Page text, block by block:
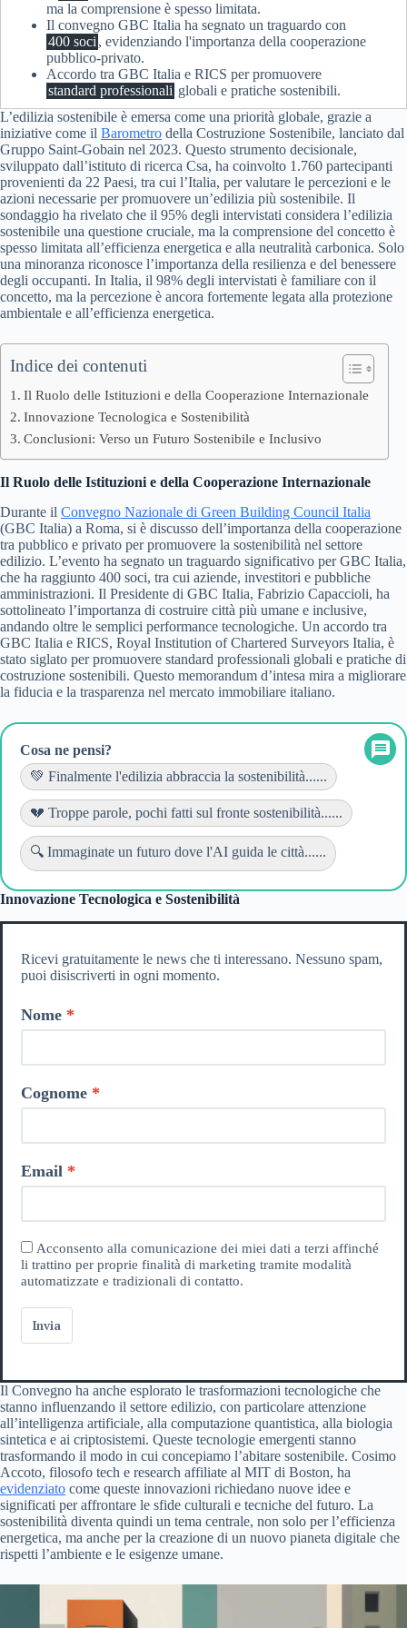
ma la comprensione è spesso limitata.
Il convegno GBC Italia ha segnato un traguardo con
400 soci , evidenziando l'importanza della cooperazione
pubblico-privato.
Accordo tra GBC Italia e RICS per promuovere
standard professionali globali e pratiche sostenibili.
L’edilizia sostenibile è emersa come una priorità globale, grazie a
iniziative come il Barometro della Costruzione Sostenibile, lanciato dal
Gruppo Saint-Gobain nel 2023. Questo strumento decisionale,
sviluppato dall’istituto di ricerca Csa, ha coinvolto 1.760 partecipanti
provenienti da 22 Paesi, tra cui l’Italia, per valutare le percezioni e le
azioni necessarie per promuovere un’edilizia più sostenibile. Il
sondaggio ha rivelato che il 95% degli intervistati considera l’edilizia
sostenibile una questione cruciale, ma la comprensione del concetto è
spesso limitata all’efficienza energetica e alla neutralità carbonica. Solo
una minoranza riconosce l’importanza della resilienza e del benessere
degli occupanti. In Italia, il 98% degli intervistati è familiare con il
concetto, ma la percezione è ancora fortemente legata alla protezione
ambientale e all’efficienza energetica.
Indice dei contenuti
Il Ruolo delle Istituzioni e della Cooperazione Internazionale
Innovazione Tecnologica e Sostenibilità
Conclusioni: Verso un Futuro Sostenibile e Inclusivo
Il Ruolo delle Istituzioni e della Cooperazione Internazionale
Durante il Convegno Nazionale di Green Building Council Italia
(GBC Italia) a Roma, si è discusso dell’importanza della cooperazione
tra pubblico e privato per promuovere la sostenibilità nel settore
edilizio. L’evento ha segnato un traguardo significativo per GBC Italia,
che ha raggiunto 400 soci, tra cui aziende, investitori e pubbliche
amministrazioni. Il Presidente di GBC Italia, Fabrizio Capaccioli, ha
sottolineato l’importanza di costruire città più umane e inclusive,
andando oltre le semplici performance tecnologiche. Un accordo tra
GBC Italia e RICS, Royal Institution of Chartered Surveyors Italia, è
stato siglato per promuovere standard professionali globali e pratiche di
costruzione sostenibili. Questo memorandum d’intesa mira a migliorare
la fiducia e la trasparenza nel mercato immobiliare italiano.
Cosa ne pensi?
💚 Finalmente l'edilizia abbraccia la sostenibilità......
💔 Troppe parole, pochi fatti sul fronte sostenibilità......
🔍 Immaginate un futuro dove l'AI guida le città......
Innovazione Tecnologica e Sostenibilità
Ricevi gratuitamente le news che ti interessano. Nessuno spam,
puoi disiscriverti in ogni momento.
Nome
Cognome
Email
Acconsento alla comunicazione dei miei dati a terzi affinché
li trattino per proprie finalità di marketing tramite modalità
automatizzate e tradizionali di contatto.
Invia
Il Convegno ha anche esplorato le trasformazioni tecnologiche che
stanno influenzando il settore edilizio, con particolare attenzione
all’intelligenza artificiale, alla computazione quantistica, alla biologia
sintetica e ai criptosistemi. Queste tecnologie emergenti stanno
trasformando il modo in cui concepiamo l’abitare sostenibile. Cosimo
Accoto, filosofo tech e research affiliate al MIT di Boston, ha
evidenziato come queste innovazioni richiedano nuove idee e
significati per affrontare le sfide culturali e tecniche del futuro. La
sostenibilità diventa quindi un tema centrale, non solo per l’efficienza
energetica, ma anche per la creazione di un nuovo pianeta digitale che
rispetti l’ambiente e le esigenze umane.